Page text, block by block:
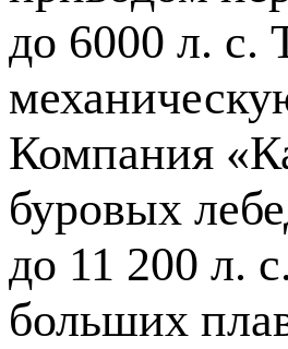
до 6000 л. с.
Компания
буровых
до 11 200 л.
больших